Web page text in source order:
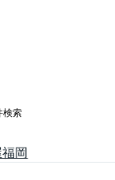
検索
福岡